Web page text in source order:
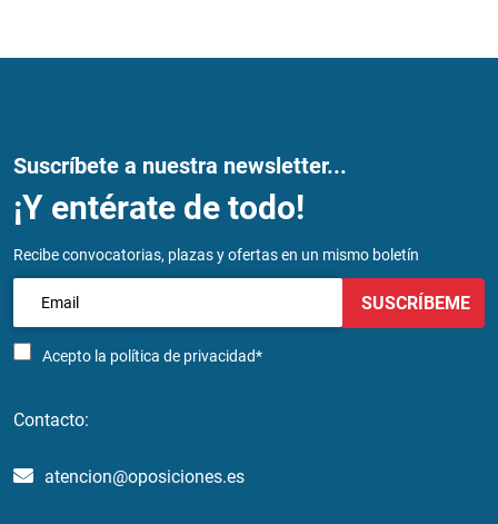
Suscríbete a nuestra newsletter...
¡Y entérate de todo!
Recibe convocatorias, plazas y ofertas en un mismo boletín
Acepto la política de privacidad*
SUSCRÍBEME
Contacto:
atencion@oposiciones.es